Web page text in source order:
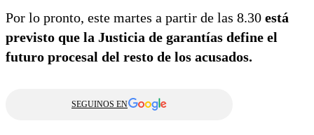
Por lo pronto, este martes a partir de las 8.30 está
previsto que la Justicia de garantías define el
futuro procesal del resto de los acusados.
SEGUINOS EN